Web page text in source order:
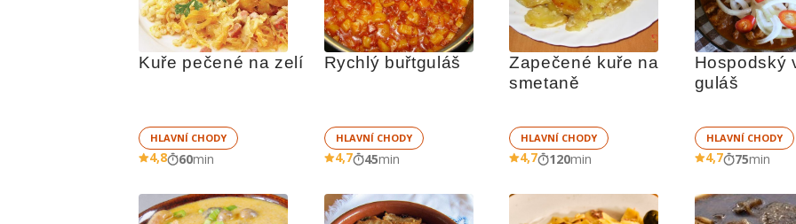
Kuře pečené na zelí
HLAVNÍ CHODY
4,8 60min
Rychlý buřtguláš
HLAVNÍ CHODY
4,7 45min
Zapečené kuře na
smetaně
HLAVNÍ CHODY
4,7 120min
Hospodský
guláš
HLAVNÍ CHODY
4,7 75min